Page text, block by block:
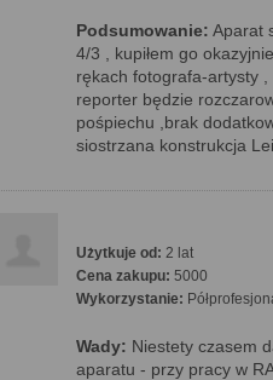
Podsumowanie: Aparat
4/3 , kupiłem go
rękach fotografa-artysty
reporter będzie
pośpiechu ,brak
siostrzana konstrukcja
Użytkuje od: 2 lat
Cena zakupu: 5000
Wykorzystanie:
Wady: Niestety czasem
aparatu - przy pracy w